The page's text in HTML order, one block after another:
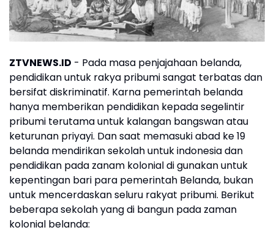
ZTVNEWS.ID - Pada masa penjajahaan belanda,
pendidikan untuk rakya pribumi sangat terbatas dan
bersifat diskriminatif. Karna pemerintah belanda
hanya memberikan pendidikan kepada segelintir
pribumi terutama untuk kalangan bangswan atau
keturunan priyayi. Dan saat memasuki abad ke 19
belanda mendirikan sekolah untuk indonesia dan
pendidikan pada zanam kolonial di gunakan untuk
kepentingan bari para pemerintah Belanda, bukan
untuk mencerdaskan seluru rakyat pribumi. Berikut
beberapa sekolah yang di bangun pada zaman
kolonial belanda: